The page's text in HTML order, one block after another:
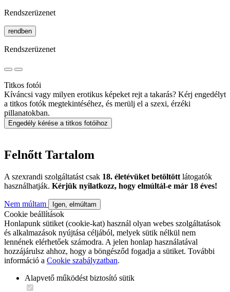
Rendszerüzenet
rendben
Rendszerüzenet
Titkos fotói
Kíváncsi vagy milyen erotikus képeket rejt a takarás? Kérj engedélyt
a titkos fotók megtekintéséhez, és merülj el a szexi, érzéki
pillanatokban.
Engedély kérése a titkos fotóihoz
Felnőtt Tartalom
A szexrandi szolgáltatást csak 18. életévüket betöltött látogatók
használhatják. Kérjük nyilatkozz, hogy elmúltál-e már 18 éves!
Nem múltam Igen, elmúltam
Cookie beállítások
Honlapunk sütiket (cookie-kat) használ olyan webes szolgáltatások
és alkalmazások nyújtása céljából, melyek sütik nélkül nem
lennének elérhetőek számodra. A jelen honlap használatával
hozzájárulsz ahhoz, hogy a böngésződ fogadja a sütiket. További
információ a Cookie szabályzatban.
Alapvető működést biztosító sütik